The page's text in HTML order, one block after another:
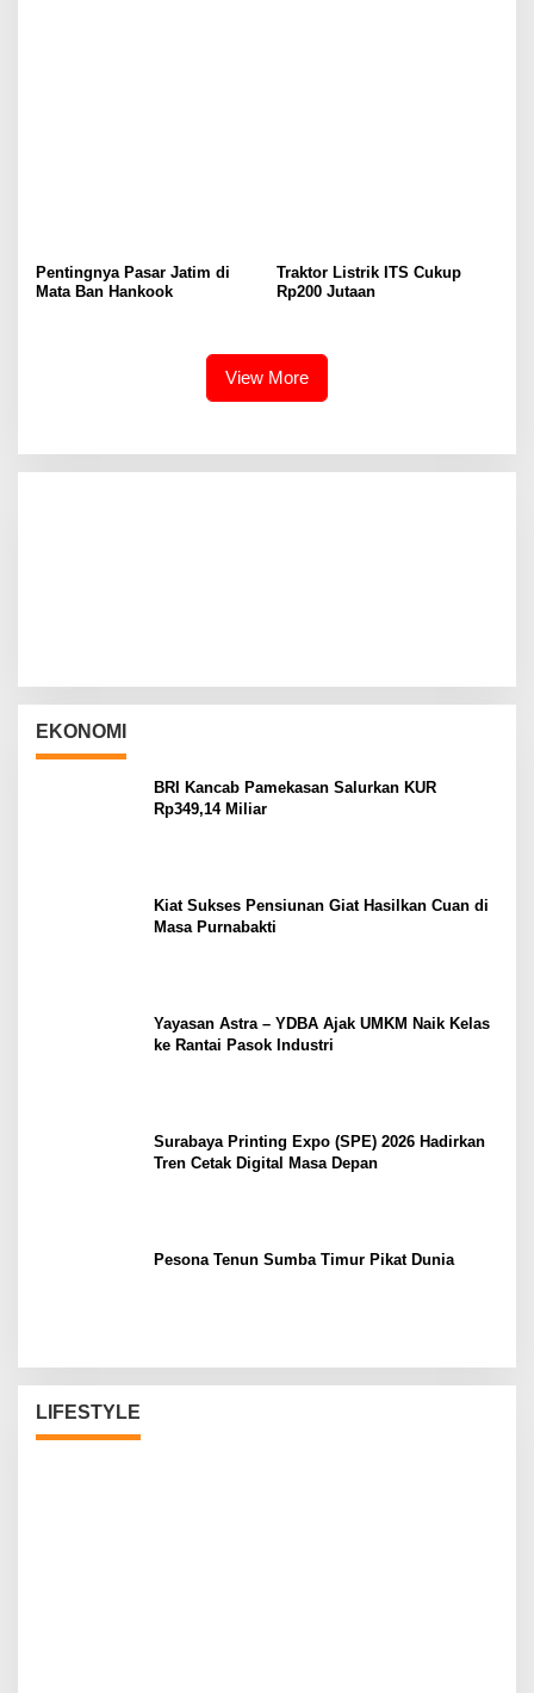
Pentingnya Pasar Jatim di
Mata Ban Hankook
Traktor Listrik ITS Cukup
Rp200 Jutaan
View More
EKONOMI
BRI Kancab Pamekasan Salurkan KUR
Rp349,14 Miliar
Kiat Sukses Pensiunan Giat Hasilkan Cuan di
Masa Purnabakti
Yayasan Astra – YDBA Ajak UMKM Naik Kelas
ke Rantai Pasok Industri
Surabaya Printing Expo (SPE) 2026 Hadirkan
Tren Cetak Digital Masa Depan
Pesona Tenun Sumba Timur Pikat Dunia
LIFESTYLE